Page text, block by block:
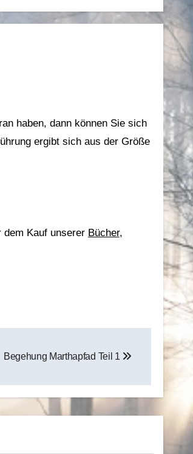
ergibt sich aus der Größe
dem Kauf unserer Bücher,
Begehung Marthapfad Teil 1